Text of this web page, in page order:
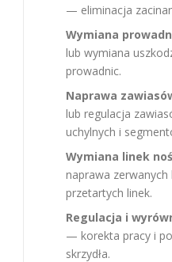
— eliminacja
Wymiana
lub wymiana
prowadnic.
Naprawa
lub regulacja
uchylnych i
Wymiana linek
naprawa zerwanych
przetartych linek.
Regulacja i
— korekta pracy i
skrzydła.